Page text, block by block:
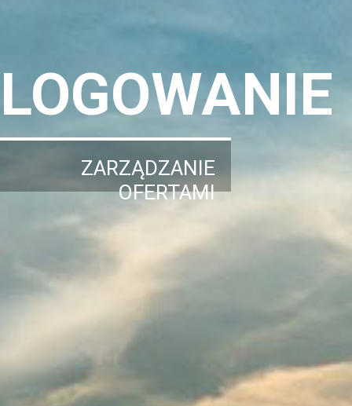
LOGOWANIE
ZARZĄDZANIE
OFERTAMI